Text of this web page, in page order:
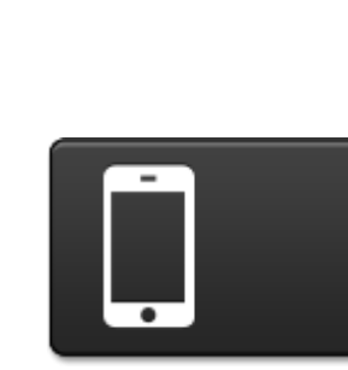
todos os seus recordes no jogo
Músicas - Bumblefoot